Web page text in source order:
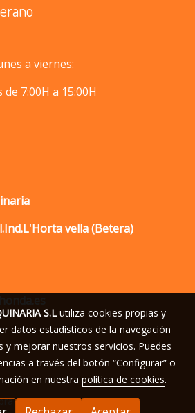
viernes:
a 15:00H
vella (Betera)
S.Lutiliza cookies propias y
datos estadísticos de la navegación
y mejorar nuestros servicios. Puedes
a través del botón “Configurar” o
en nuestra política de cookies.